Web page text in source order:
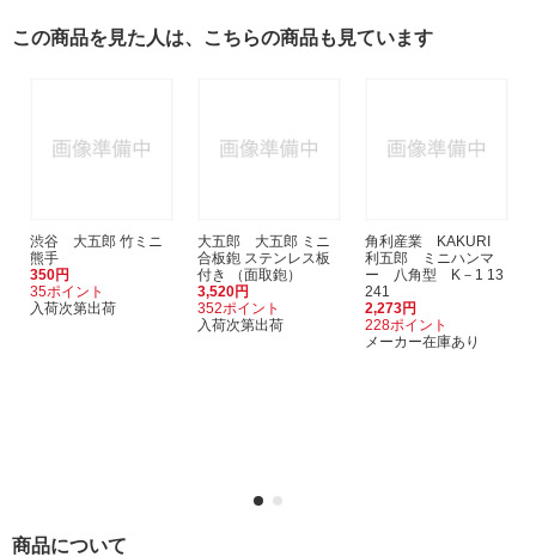
この商品を見た人は、こちらの商品も見ています
渋谷 大五郎 竹ミニ
熊手
350円
35ポイント
入荷次第出荷
大五郎 大五郎 ミニ
合板鉋 ステンレス板
付き （面取鉋）
3,520円
352ポイント
入荷次第出荷
角利産業 KAKURI
利五郎 ミニハンマ
ー 八角型 K－1 13
241
2,273円
228ポイント
メーカー在庫あり
商品について